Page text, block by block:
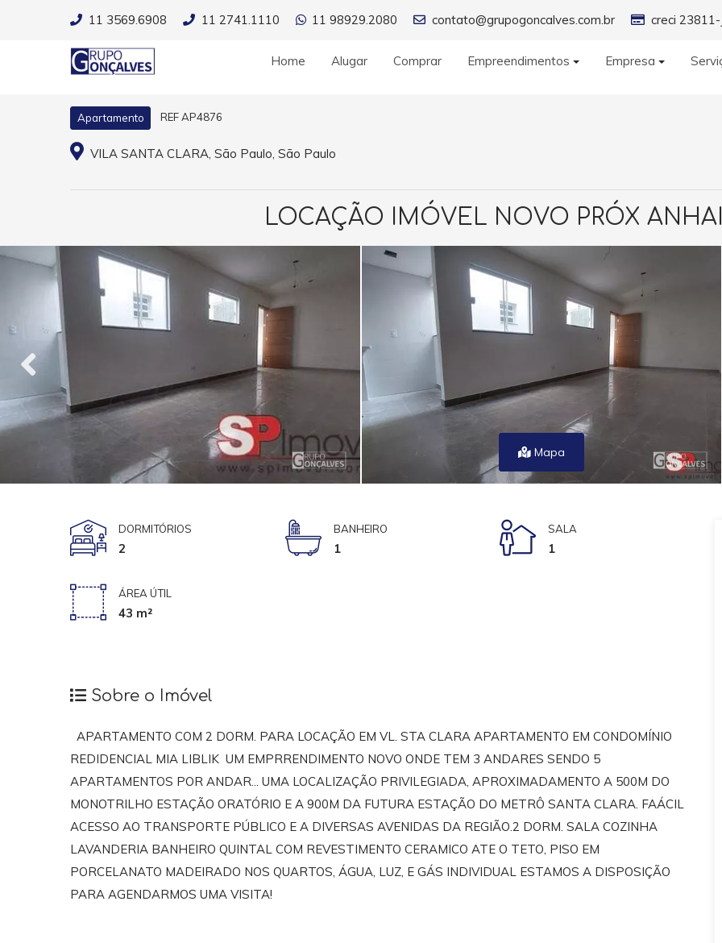
11 3569.6908 11 2741.1110 11 98929.2080 contato@grupogoncalves.com.br creci 23811-
Home Alugar Comprar Empreendimentos Empresa
Apartamento REF AP4876
VILA SANTA CLARA, São Paulo, São Paulo
LOCAÇÃO IMÓVEL NOVO PRÓX
Mapa
DORMITÓRIOS
2
BANHEIRO
1
SALA
1
ÁREA ÚTIL
43 m²
Sobre o Imóvel
APARTAMENTO COM 2 DORM. PARA LOCAÇÃO EM VL. STA CLARA APARTAMENTO EM CONDOMÍNIO
REDIDENCIAL MIA LIBLIK UM EMPRRENDIMENTO NOVO ONDE TEM 3 ANDARES SENDO 5
APARTAMENTOS POR ANDAR... UMA LOCALIZAÇÃO PRIVILEGIADA, APROXIMADAMENTO A 500M DO
MONOTRILHO ESTAÇÃO ORATÓRIO E A 900M DA FUTURA ESTAÇÃO DO METRÔ SANTA CLARA. FAÁCIL
ACESSO AO TRANSPORTE PÚBLICO E A DIVERSAS AVENIDAS DA REGIÃO.2 DORM. SALA COZINHA
LAVANDERIA BANHEIRO QUINTAL COM REVESTIMENTO CERAMICO ATE O TETO, PISO EM
PORCELANATO MADEIRADO NOS QUARTOS, ÁGUA, LUZ, E GÁS INDIVIDUAL ESTAMOS A DISPOSIÇÃO
PARA AGENDARMOS UMA VISITA!